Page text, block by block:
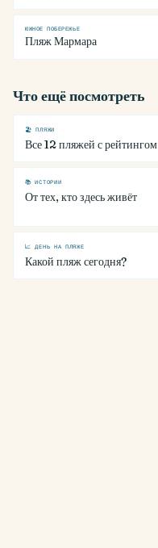
ЮЖНОЕ ПОБЕРЕЖЬЕ
Пляж Мармара
Что ещё посмотреть
🏖 ПЛЯЖИ
Все 12 пляжей с рейтингом
📚 ИСТОРИИ
От тех, кто здесь живёт
📈 ДЕНЬ НА ПЛЯЖЕ
Какой пляж сегодня?